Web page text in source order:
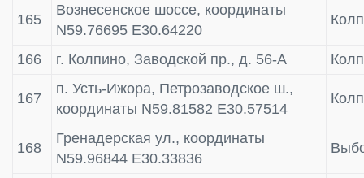
165
Вознесенское шоссе, координаты
N59.76695 E30.64220
166 г. Колпино, Заводской пр., д. 56-А
167
п. Усть-Ижора, Петрозаводское ш.,
координаты N59.81582 E30.57514
168
Гренадерская ул., координаты
N59.96844 E30.33836